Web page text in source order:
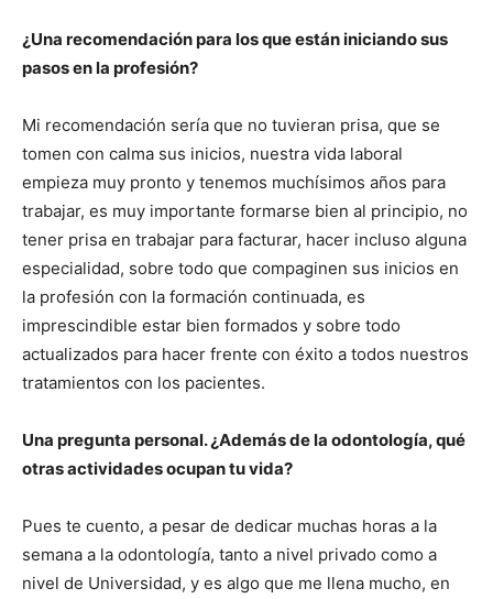
¿Una recomendación para los que están iniciando sus
pasos en la profesión?
Mi recomendación sería que no tuvieran prisa, que se
tomen con calma sus inicios, nuestra vida laboral
empieza muy pronto y tenemos muchísimos años para
trabajar, es muy importante formarse bien al principio, no
tener prisa en trabajar para facturar, hacer incluso alguna
especialidad, sobre todo que compaginen sus inicios en
la profesión con la formación continuada, es
imprescindible estar bien formados y sobre todo
actualizados para hacer frente con éxito a todos nuestros
tratamientos con los pacientes.
Una pregunta personal. ¿Además de la odontología, qué
otras actividades ocupan tu vida?
Pues te cuento, a pesar de dedicar muchas horas a la
semana a la odontología, tanto a nivel privado como a
nivel de Universidad, y es algo que me llena mucho, en